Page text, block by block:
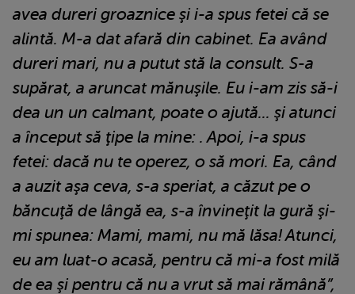
avea dureri groaznice şi i-a spus fetei că se
alintă. M-a dat afară din cabinet. Ea având
dureri mari, nu a putut stă la consult. S-a
supărat, a aruncat mănuşile. Eu i-am zis să-i
dea un un calmant, poate o ajută... şi atunci
a început să ţipe la mine: . Apoi, i-a spus
fetei: dacă nu te operez, o să mori. Ea, când
a auzit aşa ceva, s-a speriat, a căzut pe o
băncuţă de lângă ea, s-a învineţit la gură şi-
mi spunea: Mami, mami, nu mă lăsa! Atunci,
eu am luat-o acasă, pentru că mi-a fost milă
de ea şi pentru că nu a vrut să mai rămână”,